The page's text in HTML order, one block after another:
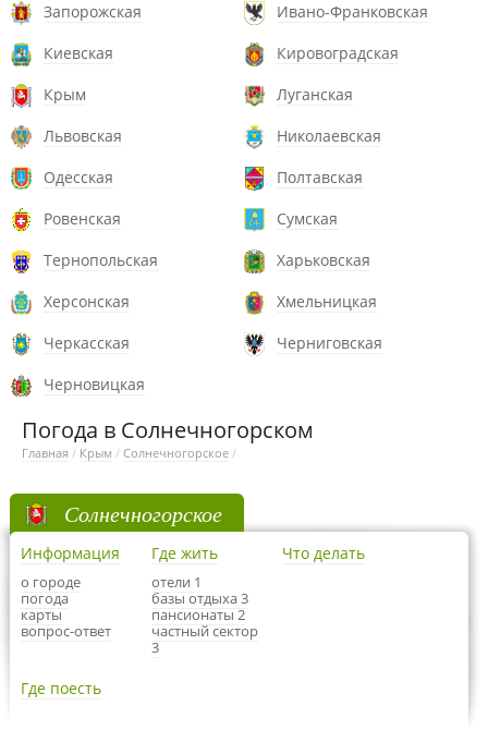
Запорожская
Ивано-Франковская
Киевская
Кировоградская
Крым
Луганская
Львовская
Николаевская
Одесская
Полтавская
Ровенская
Сумская
Тернопольская
Харьковская
Херсонская
Хмельницкая
Черкасская
Черниговская
Черновицкая
Погода в Солнечногорском
Главная / Крым / Солнечногорское /
Солнечногорское
Информация
о городе
погода
карты
вопрос-ответ
Где жить
отели 1
базы отдыха 3
пансионаты 2
частный сектор
3
Что делать
Где поесть